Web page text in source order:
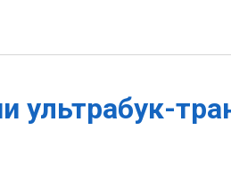
ультрабук-